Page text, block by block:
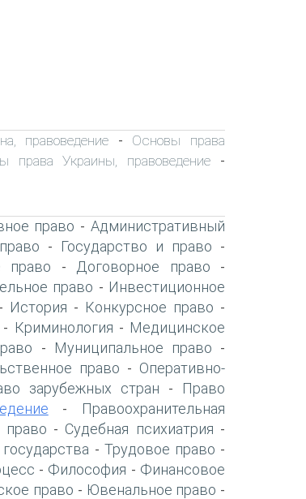
правоведение - Основы права
права Украины, правоведение -
право -Административный
- Государство и право -
право - Договорное право -
право - Инвестиционное
- История - Конкурсное право -
- Криминология - Медицинское
- Муниципальное право -
право - Оперативно-
зарубежных стран -
Право
-
Правоохранительная
право - Судебная психиатрия -
- Трудовое право -
- Философия - Финансовое
право - Ювенальное право -